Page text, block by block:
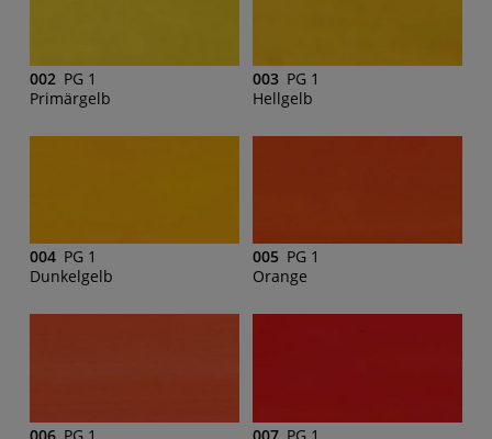
002 PG 1
Primärgelb
003 PG 1
Hellgelb
004 PG 1
Dunkelgelb
005 PG 1
Orange